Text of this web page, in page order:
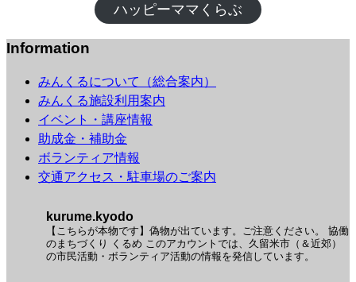
ハッピーママくらぶ
Information
みんくるについて（総合案内）
みんくる施設利用案内
イベント・講座情報
助成金・補助金
ボランティア情報
交通アクセス・駐車場のご案内
kurume.kyodo
【こちらが本物です】偽物が出ています。ご注意ください。
協働
のまちづくり くるめ このアカウントでは、久留米市（＆近郊）
の市民活動・ボランティア活動の情報を発信しています。